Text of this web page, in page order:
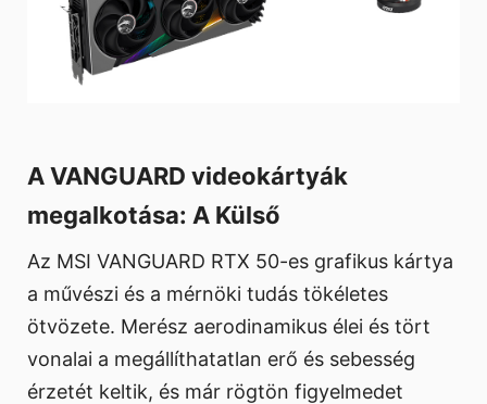
A VANGUARD videokártyák
megalkotása: A Külső
Az MSI VANGUARD RTX 50-es grafikus kártya
a művészi és a mérnöki tudás tökéletes
ötvözete. Merész aerodinamikus élei és tört
vonalai a megállíthatatlan erő és sebesség
érzetét keltik, és már rögtön figyelmedet